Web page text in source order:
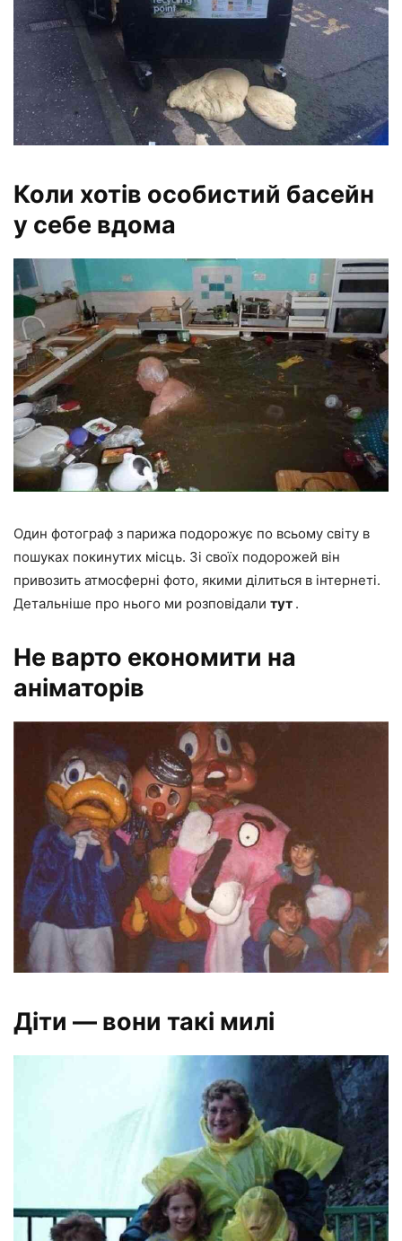
Коли хотів особистий басейн
у себе вдома
Один фотограф з парижа подорожує по всьому світу в
пошуках покинутих місць. Зі своїх подорожей він
привозить атмосферні фото, якими ділиться в інтернеті.
Детальніше про нього ми розповідали тут .
Не варто економити на
аніматорів
Діти — вони такі милі